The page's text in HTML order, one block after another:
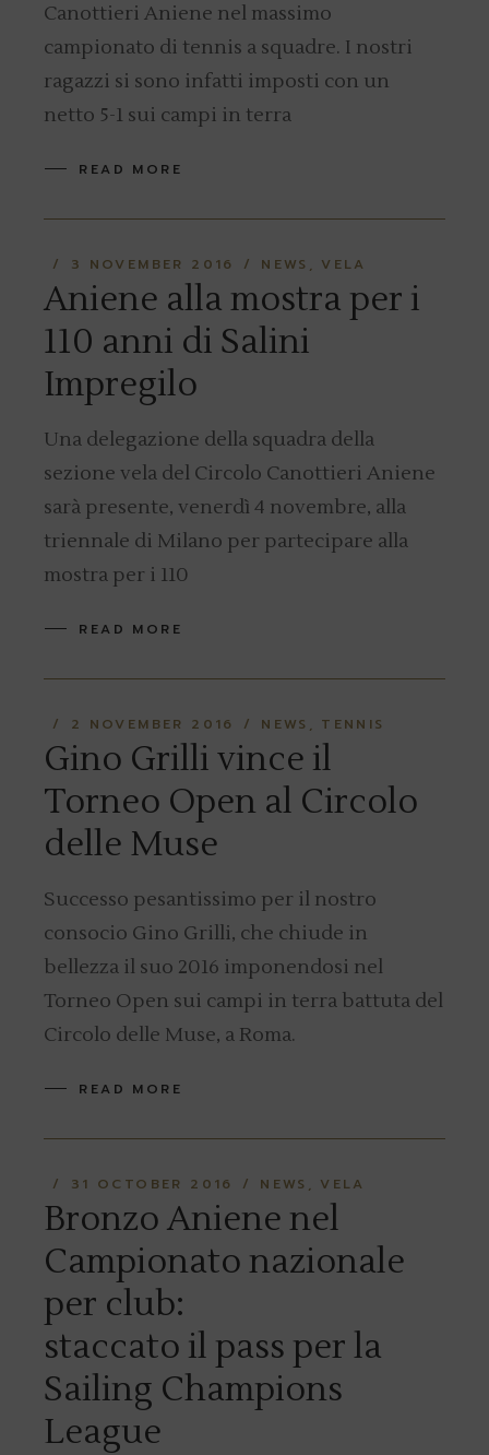
Canottieri Aniene nel massimo
campionato di tennis a squadre. I nostri
ragazzi si sono infatti imposti con un
netto 5-1 sui campi in terra
READ MORE
3 NOVEMBER 2016 NEWS VELA
Aniene alla mostra per i
110 anni di Salini
Impregilo
Una delegazione della squadra della
sezione vela del Circolo Canottieri Aniene
sarà presente, venerdì 4 novembre, alla
triennale di Milano per partecipare alla
mostra per i 110
READ MORE
2 NOVEMBER 2016 NEWS TENNIS
Gino Grilli vince il
Torneo Open al Circolo
delle Muse
Successo pesantissimo per il nostro
consocio Gino Grilli, che chiude in
bellezza il suo 2016 imponendosi nel
Torneo Open sui campi in terra battuta del
Circolo delle Muse, a Roma.
READ MORE
31 OCTOBER 2016 NEWS VELA
Bronzo Aniene nel
Campionato nazionale
per club:
staccato il pass per la
Sailing Champions
League